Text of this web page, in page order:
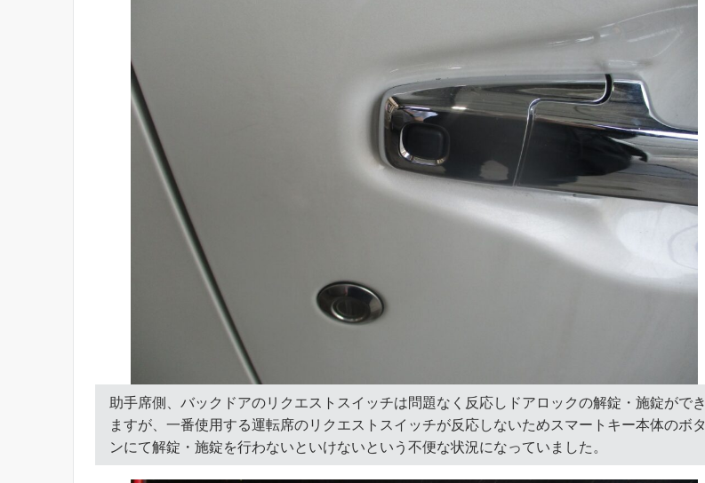
助手席側、バックドアのリクエストスイッチは問題なく反応しドアロックの解錠・施錠ができ
ますが、一番使用する運転席のリクエストスイッチが反応しないためスマートキー本体のボタ
ンにて解錠・施錠を行わないといけないという不便な状況になっていました。